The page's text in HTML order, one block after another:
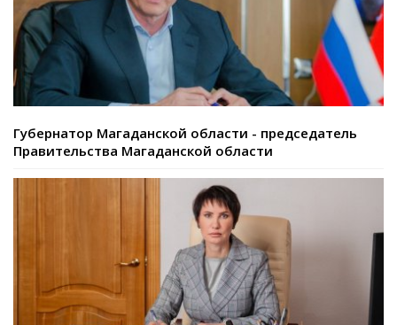
Губернатор Магаданской области - председатель
Правительства Магаданской области